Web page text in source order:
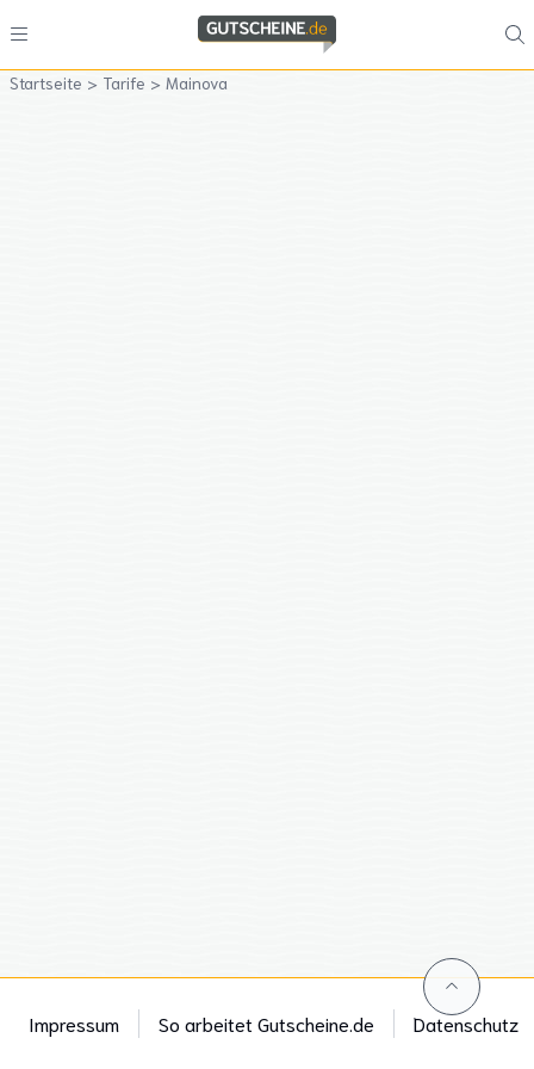
Startseite > Tarife > Mainova
Impressum So arbeitet Gutscheine.de Datenschutz